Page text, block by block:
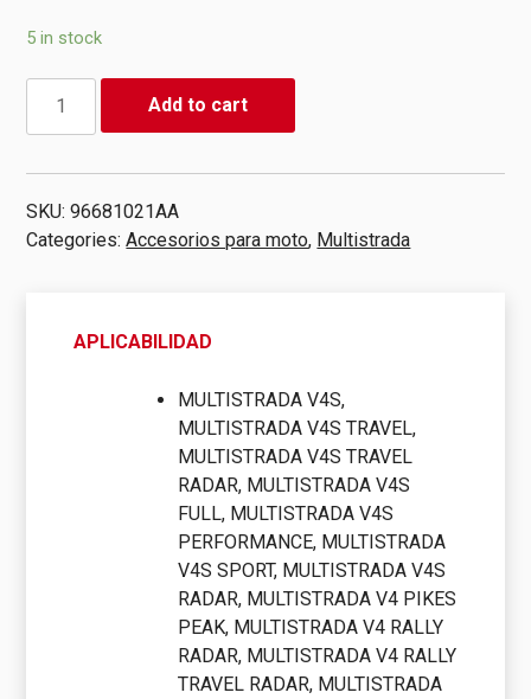
5 in stock
Eléctrico
Mts
V4
Original
Add to cart
SKU:96681021AA
Categories:Accesorios para moto, Multistrada
APLICABILIDAD
MULTISTRADA V4S,
MULTISTRADA V4S TRAVEL,
MULTISTRADA V4S TRAVEL
RADAR, MULTISTRADA V4S
FULL, MULTISTRADA V4S
PERFORMANCE, MULTISTRADA
V4S SPORT, MULTISTRADA V4S
RADAR, MULTISTRADA V4 PIKES
PEAK, MULTISTRADA V4 RALLY
RADAR, MULTISTRADA V4 RALLY
TRAVEL RADAR, MULTISTRADA